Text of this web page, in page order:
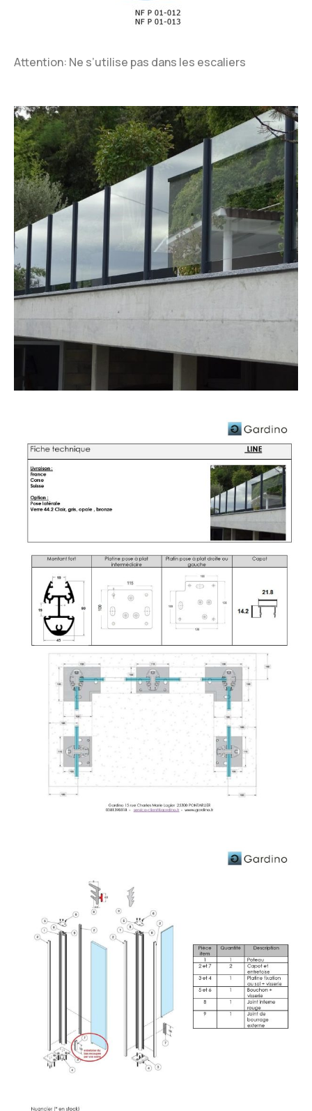
Attention: Ne s’utilise pas dans les escaliers